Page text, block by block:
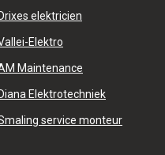
Drixes elektricien
Elektro
Maintenance
Diana Elektrotechniek
service monteur